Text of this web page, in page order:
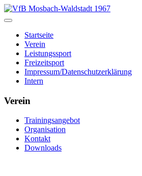
Startseite
Verein
Leistungssport
Freizeitsport
Impressum/Datenschutzerklärung
Intern
Verein
Trainingsangebot
Organisation
Kontakt
Downloads